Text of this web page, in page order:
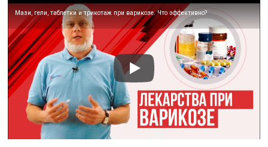
Мази, гели, таблетки и трикотаж при варикозе. Что эффективно?